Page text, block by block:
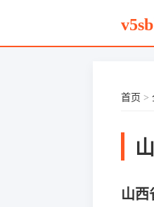
首页 >
山西